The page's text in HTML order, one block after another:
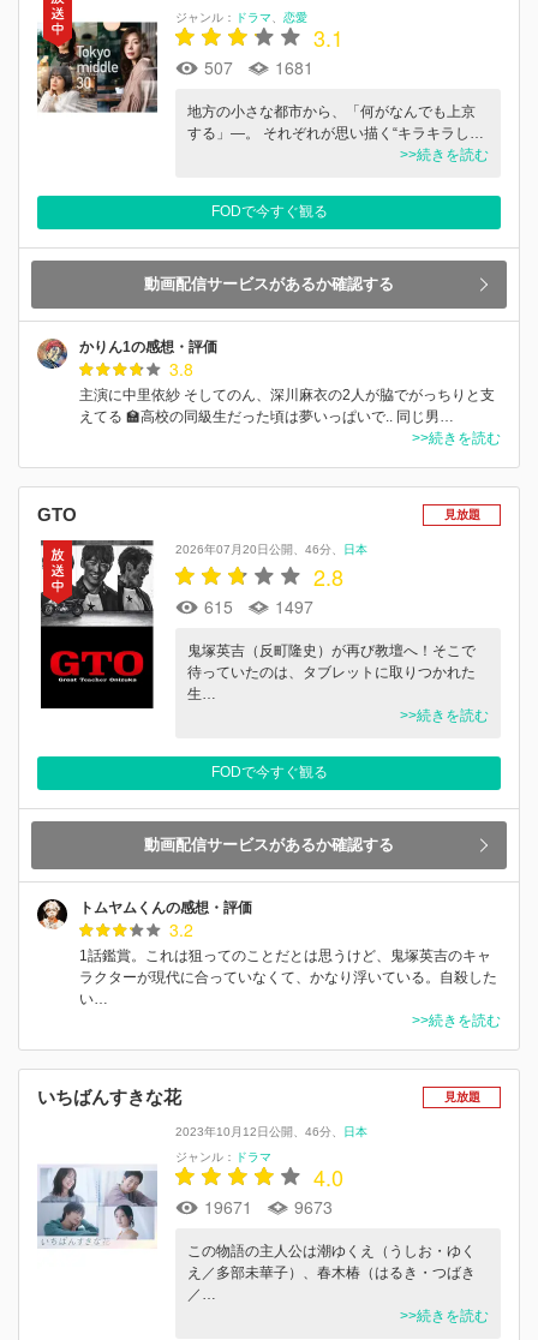
ジャンル：
ドラマ 恋愛
3.1
507 1681
地方の小さな都市から、「何がなんでも上京
する」―。 それぞれが思い描く“キラキラし…
>>続きを読む
FODで今すぐ観る
動画配信サービスがあるか確認する
かりん1の感想・評価
3.8
主演に中里依紗 そしてのん、深川麻衣の2人が脇でがっちりと支
えてる 🏫高校の同級生だった頃は夢いっぱいで.. 同じ男…
>>続きを読む
GTO 見放題
2026年07月20日公開 46分 日本
2.8
615 1497
鬼塚英吉（反町隆史）が再び教壇へ！そこで
待っていたのは、タブレットに取りつかれた
生…
>>続きを読む
FODで今すぐ観る
動画配信サービスがあるか確認する
トムヤムくんの感想・評価
3.2
1話鑑賞。これは狙ってのことだとは思うけど、鬼塚英吉のキャ
ラクターが現代に合っていなくて、かなり浮いている。自殺した
い…
>>続きを読む
いちばんすきな花 見放題
2023年10月12日公開 46分
日本
ジャンル：
ドラマ
4.0
19671 9673
この物語の主人公は潮ゆくえ（うしお・ゆく
え／多部未華子）、春木椿（はるき・つばき
／…
>>続きを読む